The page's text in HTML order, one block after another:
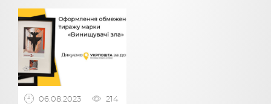
06.08.2023
214